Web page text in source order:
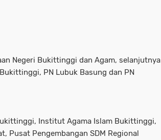
Negeri Bukittinggi dan Agam, selanjutnya
PN Lubuk Basung dan PN
Institut Agama Islam Bukittinggi,
Pusat Pengembangan SDM Regional